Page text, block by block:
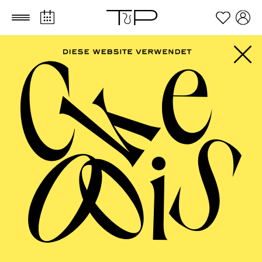
Zum Hauptinhalt springen Zum Footer springen
Lydia Merkel
Bühnen- und Kostümbildnerin
VITA
Lydia Merkelwurde in Rüdersdorf bei Berlin geboren
und studierte Bühnenbild und Architektur an der TU
Berlin.
Von 2010 bis 2012 war sie Ausstattungsassistentin am
Theater Krefeld/Mönchengladbach und stattete dort
diverse Produktionen aus. Von 2012 bis 2018 wirkte sie
bei außereuropäischen Uraufführungen in der Regie
von Jorge Angeles, Maya Zbib, Jessé Oliveira, Rafat al